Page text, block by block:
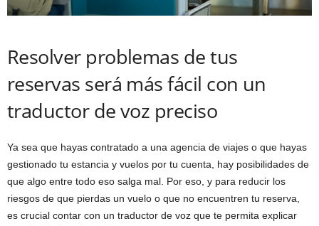
Resolver problemas de tus
reservas será más fácil con un
traductor de voz preciso
Ya sea que hayas contratado a una agencia de viajes o que hayas
gestionado tu estancia y vuelos por tu cuenta, hay posibilidades de
que algo entre todo eso salga mal. Por eso, y para reducir los
riesgos de que pierdas un vuelo o que no encuentren tu reserva,
es crucial contar con un traductor de voz que te permita explicar